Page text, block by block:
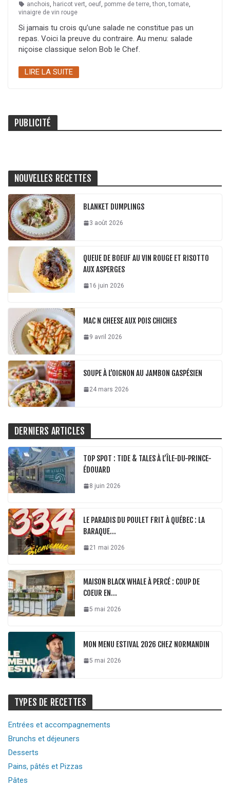
anchois, haricot vert, oeuf, pomme de terre,thon,tomate,
vinaigre de vin rouge
Si jamais tu crois qu’une salade ne constitue pas un
repas. Voici la preuve du contraire. Au menu: salade
niçoise classique selon Bob le Chef.
LIRE LA SUITE
PUBLICITÉ
NOUVELLES RECETTES
BLANKET DUMPLINGS
3 août 2026
QUEUE DE BOEUF AU VIN ROUGE ET RISOTTO
AUX ASPERGES
16 juin 2026
MAC N CHEESE AUX POIS CHICHES
9 avril 2026
SOUPE À L’OIGNON AU JAMBON GASPÉSIEN
24 mars 2026
DERNIERS ARTICLES
TOP SPOT : TIDE & TALES À L’ÎLE-DU-PRINCE-
ÉDOUARD
8 juin 2026
LE PARADIS DU POULET FRIT À QUÉBEC : LA
BARAQUE…
21 mai 2026
MAISON BLACK WHALE À PERCÉ : COUP DE
COEUR EN…
5 mai 2026
MON MENU ESTIVAL 2026 CHEZ NORMANDIN
5 mai 2026
TYPES DE RECETTES
Entrées et accompagnements
Brunchs et déjeuners
Desserts
Pains, pâtés et Pizzas
Pâtes